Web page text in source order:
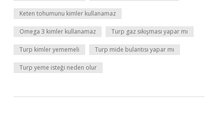
Keten tohumunu kimler kullanamaz
Omega 3 kimler kullanamaz Turp gaz sıkışması yapar mı
Turp kimler yememeli Turp mide bulantısı yapar mı
Turp yeme isteği neden olur